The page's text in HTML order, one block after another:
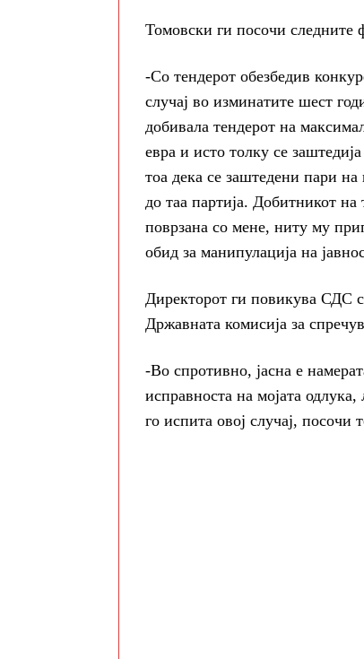
Томовски ги посочи следните
-Со тендерот обезбедив
случај во изминатите шест
добивала тендерот на
евра и исто толку се
тоа дека се заштедени пари
до таа партија. Добитникот
поврзана со мене, ниту му
обид за манипулација на
Директорот ги повикува СДС
Државната комисија за
-Во спротивно, јасна е
исправноста на мојата
го испита овој случај, посочи